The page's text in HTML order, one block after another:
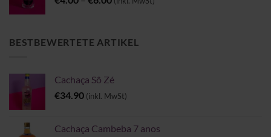
€6.00
BESTBEWERTETE ARTIKEL
Cachaça Sô Zé
€34.90 (inkl. MwSt)
Cachaça Cambeba 7 anos